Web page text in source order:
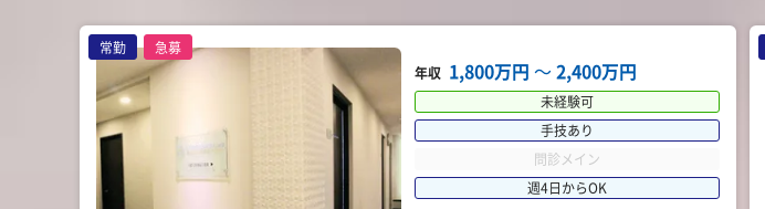
常勤
急募
年収 1,800万円 〜2,400万円
未経験可
手技あり
問診メイン
週4日からOK